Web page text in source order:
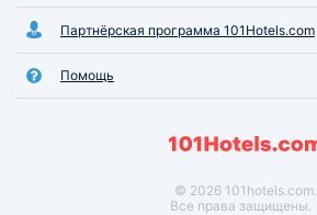
Партнёрская программа 101Hotels.com
Помощь
© 2026 101hotels.com.
Все права защищены.